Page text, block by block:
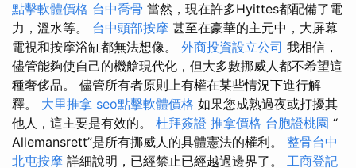
點擊軟體價格 台中喬骨 當然，現在許多Hyittes都配備了電
力，溫水等。 台中頭部按摩 甚至在豪華的主元中，大屏幕
電視和按摩浴缸都無法想像。 外商投資設立公司 我相信，
儘管能夠使自己的機艙現代化，但大多數挪威人都不希望這
種奢侈品。 儘管所有者原則上有權在某些情況下進行解
釋。 大里推拿 seo點擊軟體價格 如果您成熟過夜或打擾其
他人，這主要是有效的。 杜拜簽證 推拿價格 台胞證桃園 “
Allemansrett”是所有挪威人的具體憲法的權利。 整骨台中
北屯按摩 詳細說明，已經禁止已經越過邊界了。 工商登記